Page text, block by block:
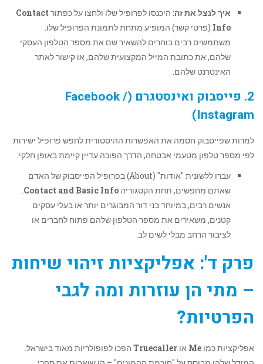
איך לנצל את זה: היכנסו לפרופיל שלו ולחצו על כפתור Contact
Info (פרטי קשר) המופיע מתחת לתמונת הפרופיל שלו.
משתמשים רבים בוחרים להשאיר שם את מספר הטלפון העסקי
שלהם, את כתובת המייל המקצועית שלהם, או קישור לאתר
האינטרנט שלהם.
2. פייסבוק ואינסטגרם (Facebook /
Instagram)
למרות שפייסבוק חסמה את האפשרות ההיסטורית לחפש פרופיל ישירות
לפי מספר טלפון מטעמי אבטחה, הדרך הפוכה עדיין קיימת באופן חלקי.
עברו ללשונית "אודות" (About) בפרופיל הפייסבוק של האדם
שאתם מחפשים, תחת הקטגוריה Contact and Basic Info
.
אנשים רבים, במיוחד בני דור המבוגרים יותר או בעלי עסקים
קטנים, משאירים את מספר הטלפון שלהם פתוח לחברים או
לציבור הרחב מבלי לשים לב.
פרק ד': אפליקציות זיהוי שיחות
– מתי הן עוזרות ומה לגבי
הפרטיות?
אפליקציות כמו Me או Truecaller הפכו לפופולריות מאוד בישראל.